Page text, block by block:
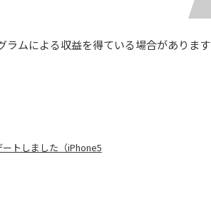
ラムによる収益を得ている場合があります
トしました（iPhone5